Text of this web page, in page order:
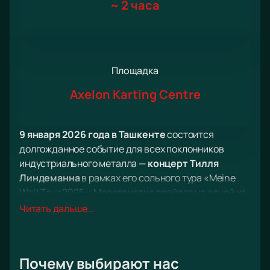
~ 2 часа
Площадка
Axelon Karting Centre
9 января 2026 года в Ташкентесостоится
долгожданное событие для всех поклонников
индустриального металла —концерт Тилля
Линдеманнав рамках его сольного тура «Meine
Welt Tour 2025». Мероприятие пройдет на одной из
самых современных и популярных площадок
проведения концертов такого масштаба.
Читать дальше...
Почему выбирают нас